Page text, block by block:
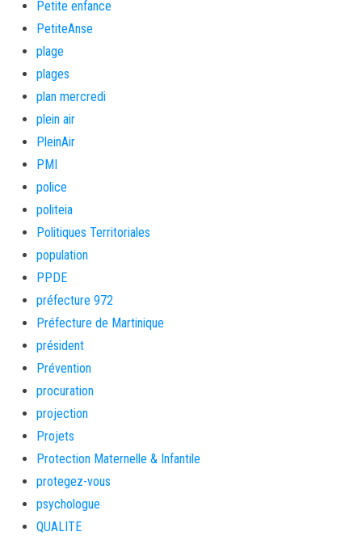
Petite enfance
PetiteAnse
plage
plages
plan mercredi
plein air
PleinAir
PMI
police
politeia
Politiques Territoriales
population
PPDE
préfecture 972
Préfecture de Martinique
président
Prévention
procuration
projection
Projets
Protection Maternelle & Infantile
protegez-vous
psychologue
QUALITE